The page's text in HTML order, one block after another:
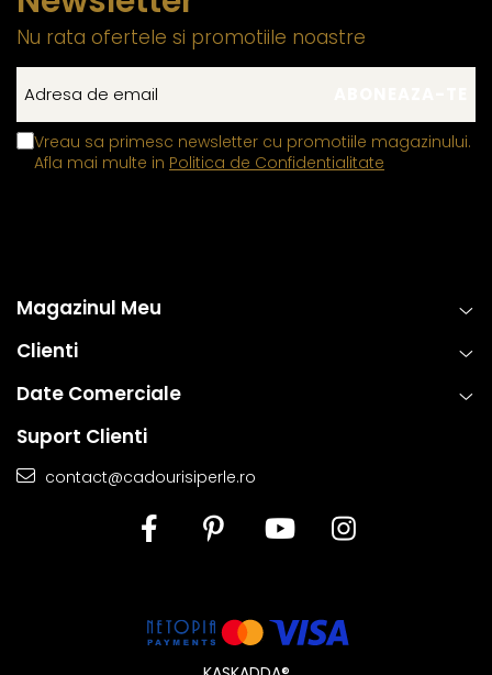
Nu rata ofertele si promotiile noastre
Vreau sa primesc newsletter cu promotiile magazinului.
Afla mai multe in Politica de Confidentialitate
Magazinul Meu
Clienti
Date Comerciale
Suport Clienti
contact@cadourisiperle.ro